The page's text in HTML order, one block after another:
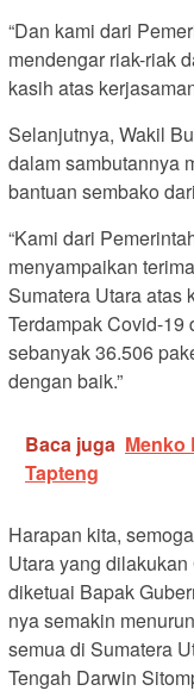
“Dan kami dari
mendengar riak-riak
kasih atas
Selanjutnya, Wakil
dalam sambutannya
bantuan sembako
“Kami dari
menyampaikan
Sumatera Utara atas
Terdampak Covid-19
sebanyak 36.506
dengan baik.”
Baca juga Menko
Tapteng
Harapan kita,
Utara yang
diketuai Bapak
nya semakin
semua di Sumatera
Tengah Darwin